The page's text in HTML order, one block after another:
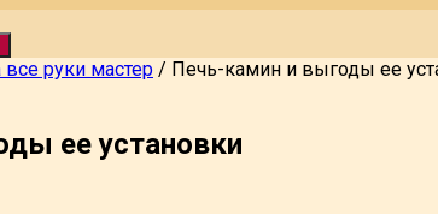
все руки мастер / Печь-камин и выгоды ее
ее установки